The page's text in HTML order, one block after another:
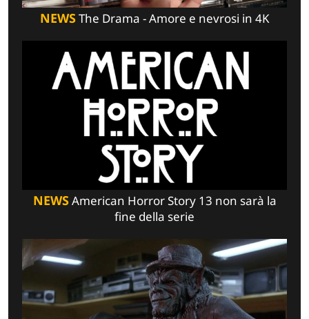
NEWSThe Drama - Amore e nevrosi in 4K
NEWSAmerican Horror Story 13 non sarà la
fine della serie